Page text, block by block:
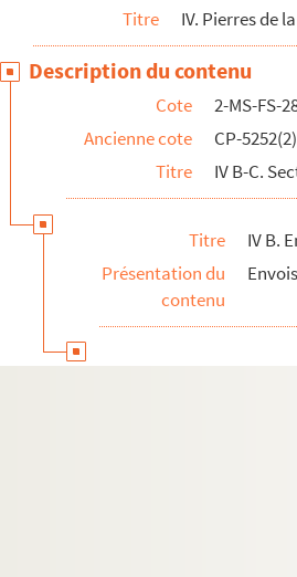
43. Luxembourg (puis Mutius
46. Observatoire
47. Jardin des Plantes (puis
48. Gobelins (puis Finistère)
IV C. Districts. Département de Paris
VI. Envois à des particuliers, envois de
2-MS-FS-28-09. VII. Palloy aux armées
2-MS-FS-28-10. VIII. Palloy, mise en
Titre IV. Pierres de
Description du contenu
Cote
2-MS-FS-
Ancienne cote
CP-5252(2)
Titre
IV B-C.
Titre
IV B.
Présentation du
contenu